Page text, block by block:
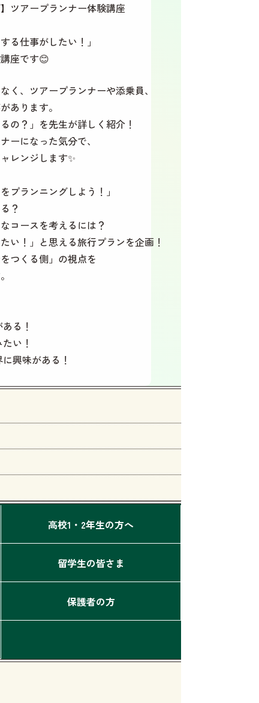
ツアープランナー体験講座
る仕事がしたい！」
座です😊
く、ツアープランナーや添乗員、
あります。
の？」を先生が詳しく紹介！
ーになった気分で、
レンジします✨
プランニングしよう！」
？
コースを考えるには？
い！」と思える旅行プランを企画！
つくる側」の視点を
る！
い！
興味がある！
高校1・2年生の方へ
留学生の皆さま
保護者の方